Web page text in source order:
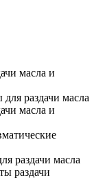
масла и
раздачи масла
масла и
раздачи масла
раздачи